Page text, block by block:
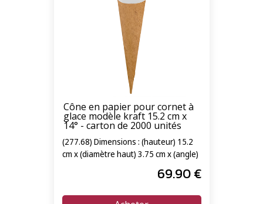
Cône en papier pour cornet à
glace modèle kraft 15.2 cm x
14° - carton de 2000 unités
(277.68) Dimensions : (hauteur) 15.2
cm x (diamètre haut) 3.75 cm x (angle)
69.90€